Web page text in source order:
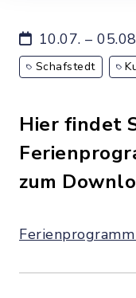
10.07. –
Schafstedt
Hier findet
zum